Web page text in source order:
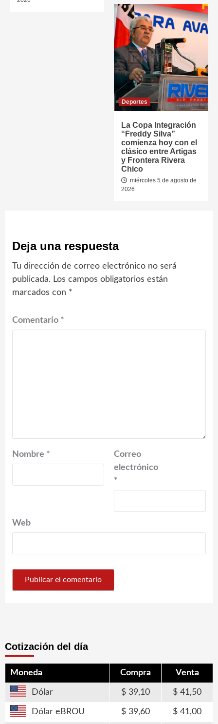
Deportes
La Copa Integración
“Freddy Silva”
comienza hoy con el
clásico entre Artigas
y Frontera Rivera
Chico
miércoles 5 de agosto de
2026
Deja una respuesta
Tu dirección de correo electrónico no será
publicada. Los campos obligatorios están
marcados con *
Comentario *
Nombre *
Correo
electrónico
*
Web
Cotización del día
Moneda Compra Venta
Dólar 39,10 41,50
Dólar eBROU 39,60 41,00